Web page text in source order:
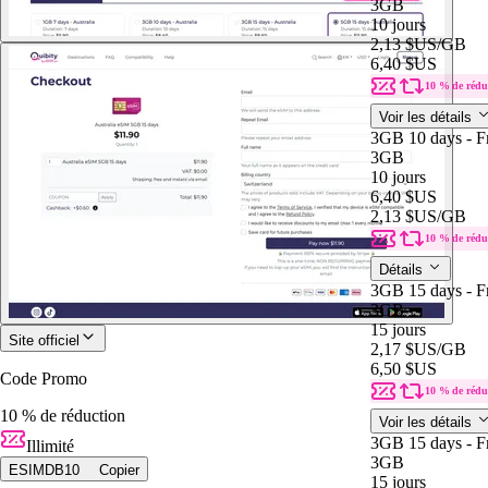
Site officiel
Code Promo
10 % de réduction
Illimité
ESIMDB10 Copier
3GB
10 jours
2,13 $US/GB
6,40 $US
10 % de
Voir les détails
3GB 10 days -
3GB
10 jours
6,40 $US
2,13 $US/GB
10 % de
Détails
3GB 15 days -
3GB
15 jours
2,17 $US/GB
6,50 $US
10 % de
Voir les détails
3GB 15 days -
3GB
15 jours